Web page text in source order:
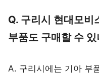
Q. 구리시 현대모비
부품도 구매할 수
A. 구리시에는 기아 부